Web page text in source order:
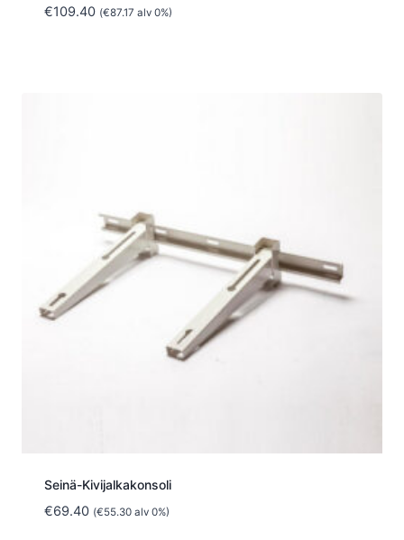
€109.40 (€87.17 alv 0%)
Seinä-Kivijalkakonsoli
€69.40 (€55.30alv 0%)